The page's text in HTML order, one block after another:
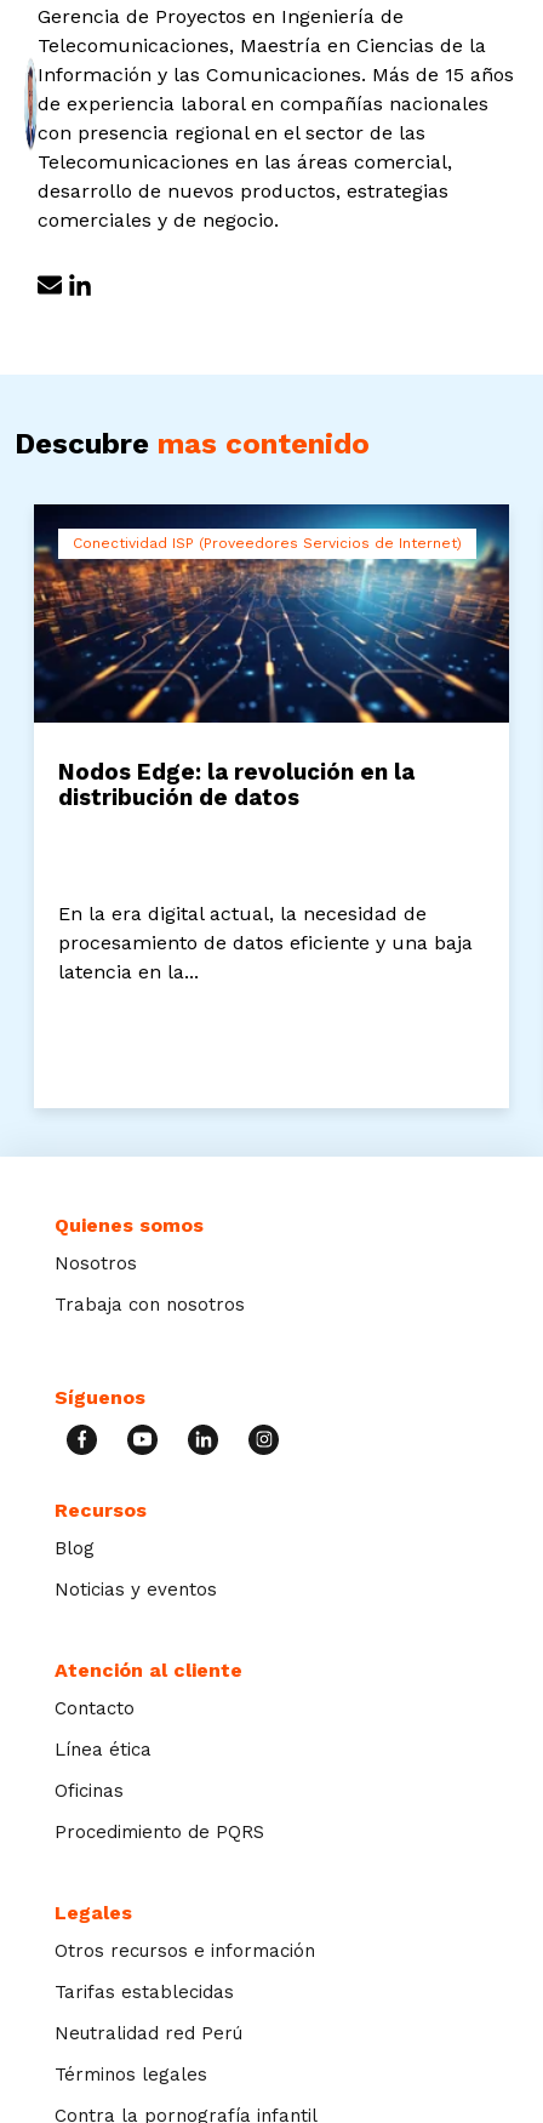
Gerencia de Proyectos en Ingeniería de
Telecomunicaciones, Maestría en Ciencias de la
Información y las Comunicaciones. Más de 15 años
de experiencia laboral en compañías nacionales
con presencia regional en el sector de las
Telecomunicaciones en las áreas comercial,
desarrollo de nuevos productos, estrategias
comerciales y de negocio.
Descubre mas contenido
Conectividad ISP (Proveedores Servicios de Internet)
Nodos Edge: la revolución en la
distribución de datos
En la era digital actual, la necesidad de
procesamiento de datos eficiente y una baja
latencia en la...
Quienes somos
Nosotros
Trabaja con nosotros
Síguenos
Recursos
Blog
Noticias y eventos
Atención al cliente
Contacto
Línea ética
Oficinas
Procedimiento de PQRS
Legales
Otros recursos e información
Tarifas establecidas
Neutralidad red Perú
Términos legales
Contra la pornografía infantil